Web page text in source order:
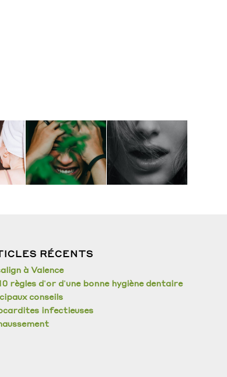
Grincement
Bouche
sèche
RÉCENTS
à Valence
règles d'or d'une bonne hygiène dentaire
conseils
infectieuses